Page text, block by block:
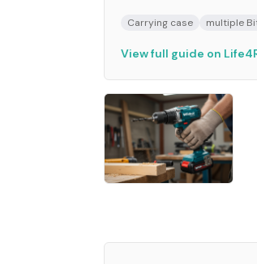
Carrying case multiple
View full guide on